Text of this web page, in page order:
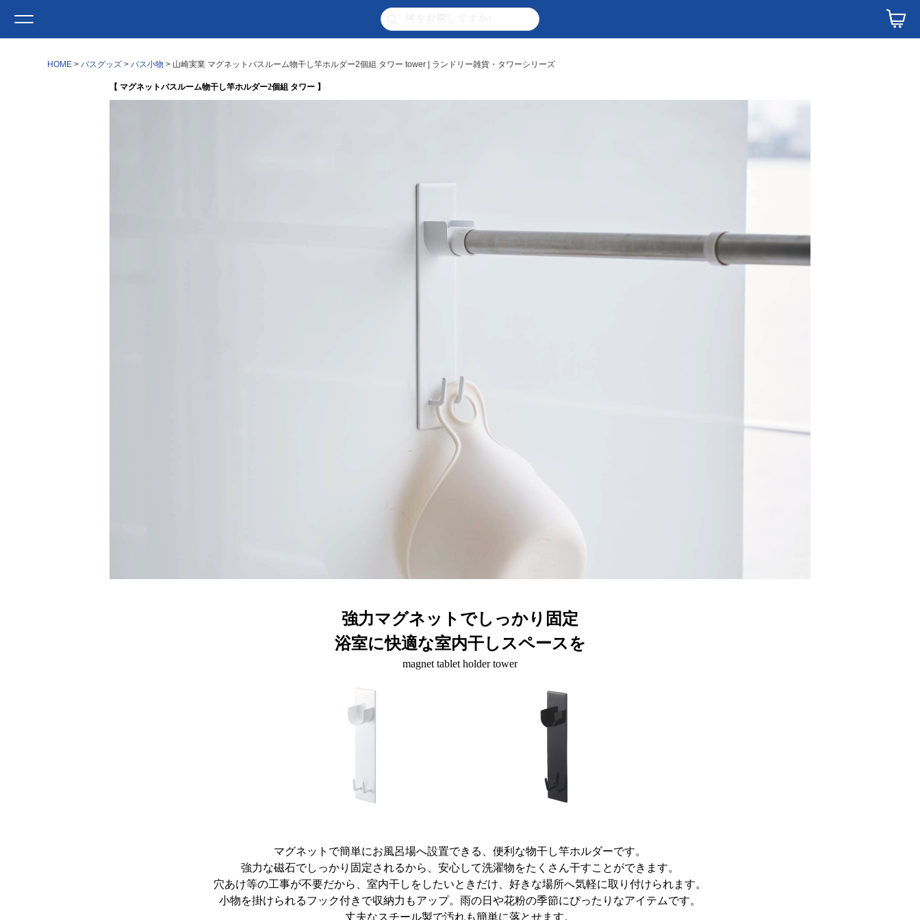
HOME バスグッズ バス小物 山崎実業 マグネットバスルーム物干し竿ホルダー2個組 タワー tower | ランドリー雑貨・タワーシリーズ
【 マグネットバスルーム物干し竿ホルダー2個組 タワー 】
強力マグネットでしっかり固定
浴室に快適な室内干しスペースを
magnet tablet holder tower
マグネットで簡単にお風呂場へ設置できる、便利な物干し竿ホルダーです。
強力な磁石でしっかり固定されるから、安心して洗濯物をたくさん干すことができます。
穴あけ等の工事が不要だから、室内干しをしたいときだけ、好きな場所へ気軽に取り付けられます。
小物を掛けられるフック付きで収納力もアップ。雨の日や花粉の季節にぴったりなアイテムです。
丈夫なスチール製で汚れも簡単に落とせます。